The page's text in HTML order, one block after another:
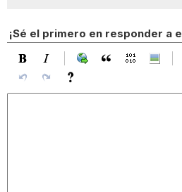
¡Sé el primero en responder a